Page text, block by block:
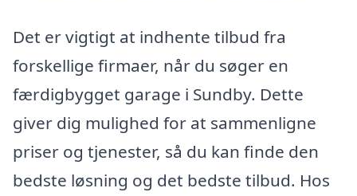
Det er vigtigt at indhente tilbud fra
forskellige firmaer, når du søger en
færdigbygget garage i Sundby. Dette
giver dig mulighed for at sammenligne
priser og tjenester, så du kan finde den
bedste løsning og det bedste tilbud. Hos